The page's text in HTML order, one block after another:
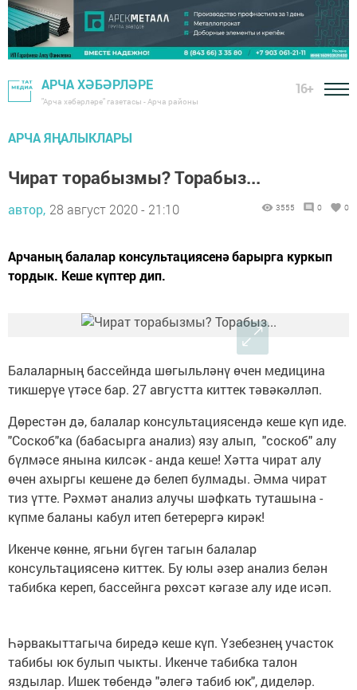
АРЧА ХӘБӘРЛӘРЕ
"Арча хәбәрләре" газетасы - Арча районы
16+
АРЧА ЯҢАЛЫКЛАРЫ
Чират торабызмы? Торабыз...
автор, 28 август 2020 - 21:10 3555 0 0
Арчаның балалар консультациясенә барырга куркып
тордык. Кеше күптер дип.
Балаларның бассейнда шөгыльләнү өчен медицина
тикшерүе үтәсе бар. 27 августта киттек тәвәкәлләп.
Дөрестән дә, балалар консультациясендә кеше күп иде.
"Соскоб"ка (бабасырга анализ) язу алып, "соскоб" алу
бүлмәсе янына килсәк - анда кеше! Хәтта чират алу
өчен ахыргы кешене дә белеп булмады. Әмма чират
тиз үтте. Рәхмәт анализ алучы шәфкать туташына -
күпме баланы кабул итеп бетерергә кирәк!
Икенче көнне, ягьни бүген тагын балалар
консультациясенә киттек. Бу юлы әзер анализ белән
табибка кереп, бассейнга рөхсәт кәгазе алу иде исәп.
Һәрвакыттагыча биредә кеше күп. Үзебезнең участок
табибы юк булып чыкты. Икенче табибка талон
яздылар. Ишек төбендә "әлегә табиб юк", диделәр.